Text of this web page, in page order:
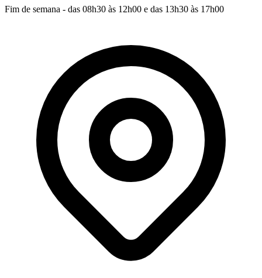
Fim de semana - das 08h30 às 12h00 e das 13h30 às 17h00